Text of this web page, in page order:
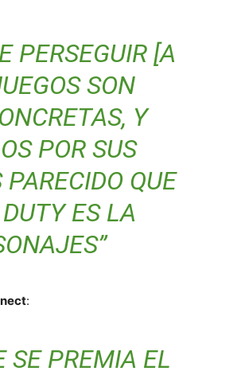
PERSEGUIR [A
SON
Y
POR SUS
QUE
ES LA
:
SE PREMIA EL